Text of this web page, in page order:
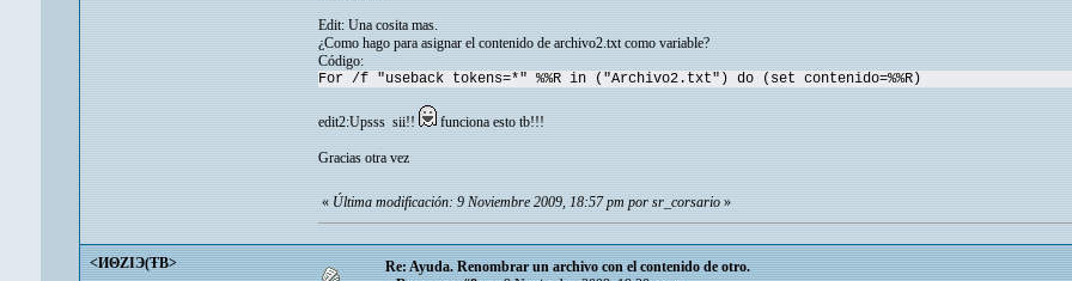
Edit: Una cosita mas.
¿Como hago para asignar el contenido de archivo2.txt como variable?
Código:
For /f "useback tokens=*" %%R in ("Archivo2.txt") do (set contenido=%%R)
edit2:Upsss sii!! funciona esto tb!!!
Gracias otra vez
« Última modificación: 9 Noviembre 2009, 18:57 pm por sr_corsario »
<ИΘZIЭ(ŦB>
Re: Ayuda. Renombrar un archivo con el contenido de otro.